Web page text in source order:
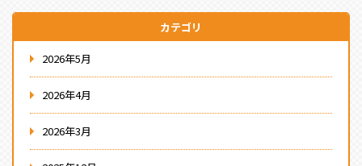
カテゴリ
2026年5月
2026年4月
2026年3月